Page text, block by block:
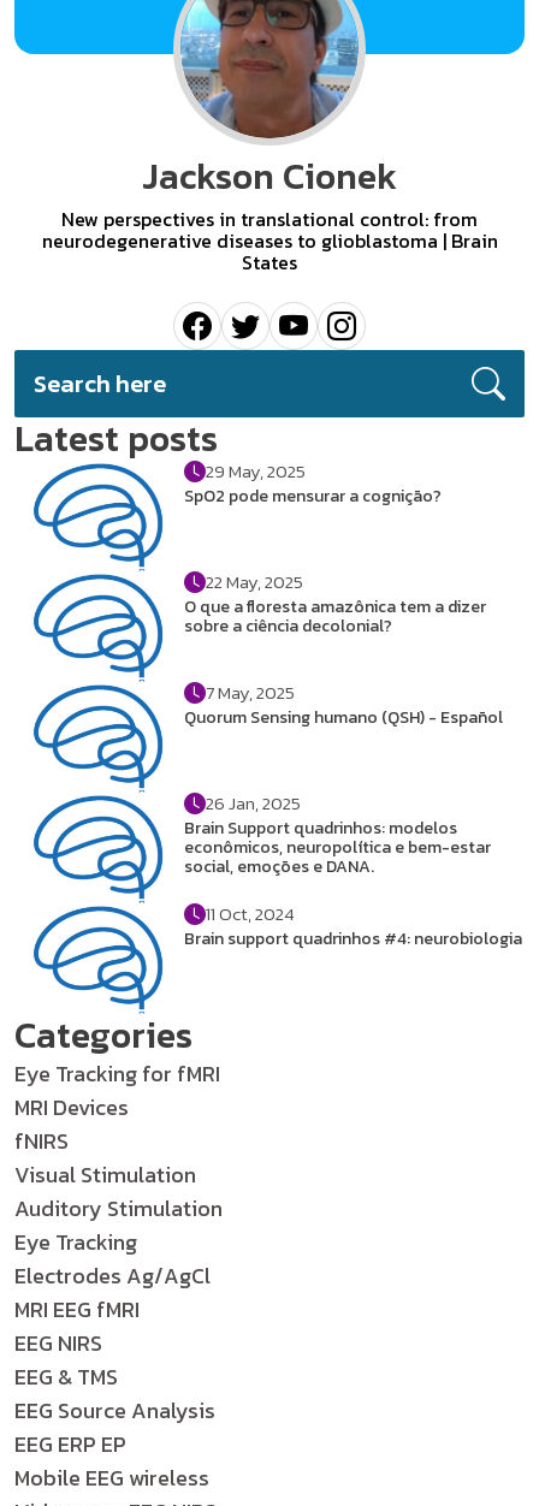
Jackson Cionek
New perspectives in translational control: from
neurodegenerative diseases to glioblastoma | Brain
States
Latest posts
29 May, 2025
SpO2 pode mensurar a cognição?
22 May, 2025
O que a floresta amazônica tem a dizer
sobre a ciência decolonial?
7 May, 2025
Quorum Sensing humano (QSH) - Español
26 Jan, 2025
Brain Support quadrinhos: modelos
econômicos, neuropolítica e bem-estar
social, emoções e DANA.
11 Oct, 2024
Brain support quadrinhos #4: neurobiologia
Categories
Eye Tracking for fMRI
MRI Devices
fNIRS
Visual Stimulation
Auditory Stimulation
Eye Tracking
Electrodes Ag/AgCl
MRI EEG fMRI
EEG NIRS
EEG & TMS
EEG Source Analysis
EEG ERP EP
Mobile EEG wireless